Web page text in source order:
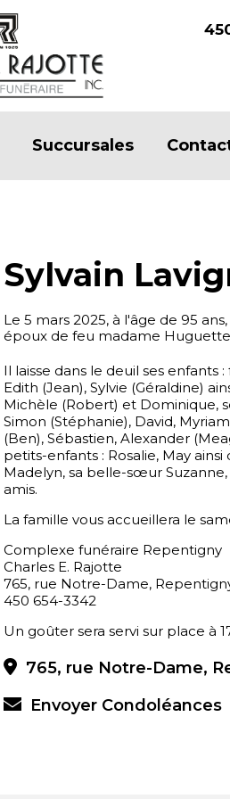
Succursales
Sylvain
Le 5 mars 2025, à l'âge de 95
époux de feu madame Huguette
Il laisse dans le deuil ses enfants
Edith (Jean), Sylvie (Géraldine)
Michèle (Robert) et Dominique,
Simon (Stéphanie), David,
(Ben), Sébastien, Alexander
petits-enfants : Rosalie, May
Madelyn, sa belle-sœur
amis.
La famille vous accueillera le
Complexe funéraire Repentigny
Charles E. Rajotte
765, rue Notre-Dame,
450 654-3342
Un goûter sera servi sur place à
765, rue Notre-Dame,
Envoyer Condoléances